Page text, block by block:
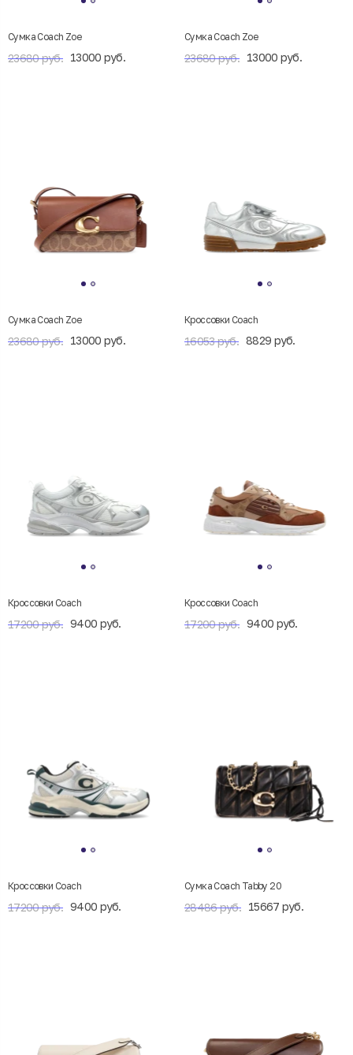
Сумка Coach Zoe
23680 руб. 13000 руб.
Сумка Coach Zoe
23680 руб. 13000 руб.
Сумка Coach Zoe
23680 руб. 13000 руб.
Кроссовки Coach
16053 руб. 8829 руб.
Кроссовки Coach
17200 руб. 9400 руб.
Кроссовки Coach
17200 руб. 9400 руб.
Кроссовки Coach
17200 руб. 9400 руб.
Сумка Coach Tabby 20
28486 руб. 15667 руб.